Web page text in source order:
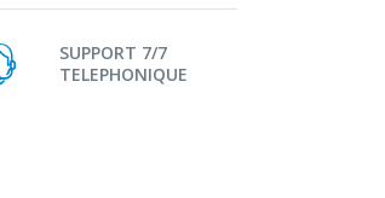
prix :
12,90€
CHOIX DES OPTIONS
SUPPORT 7/7
TELEPHONIQUE